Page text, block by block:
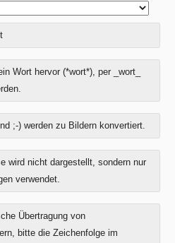
Wort hervor (*wort*), per _wort_
;-) werden zu Bildern konvertiert.
wird nicht dargestellt, sondern nur
verwendet.
Übertragung von
bitte die Zeichenfolge im